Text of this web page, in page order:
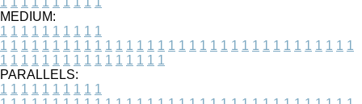
MEDIUM:
1 1 1 1 1 1 1 1 1 1
1 1 1 1 1 1 1 1 1 1 1 1 1 1 1 1 1 1 1 1 1 1 1 1 1 1 1 1 1 1 1 1 1 1
1 1 1 1 1 1 1 1 1 1 1 1 1 1 1 1
PARALLELS:
1 1 1 1 1 1 1 1 1 1